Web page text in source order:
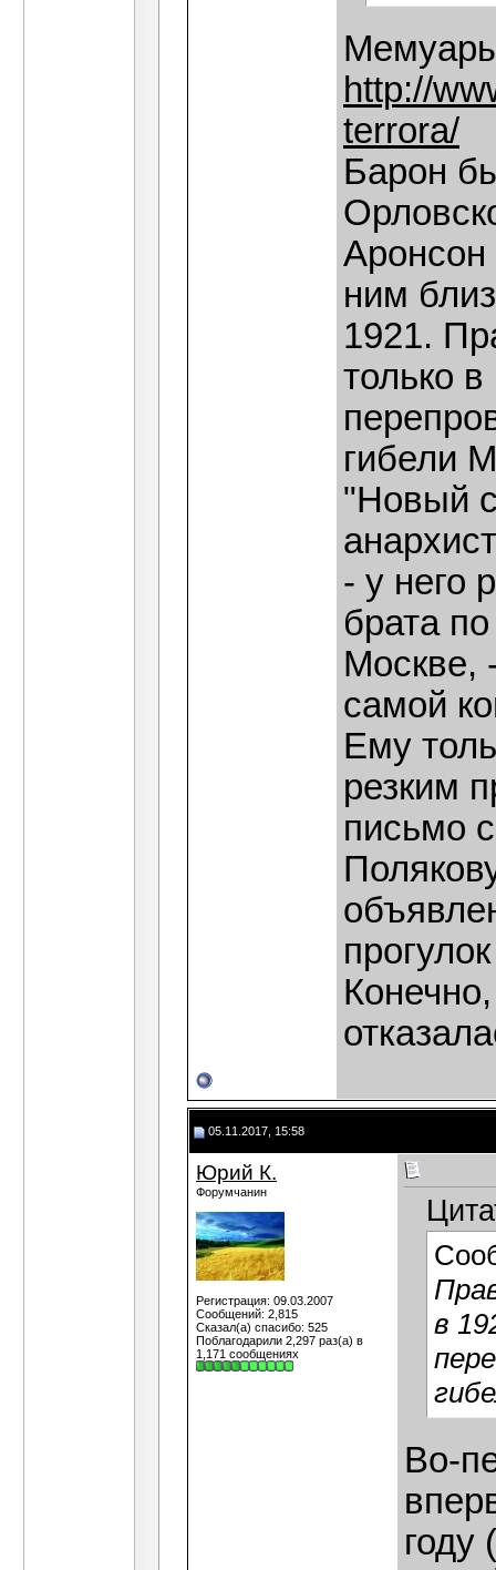
http://
terrora/
Барон
Аронсон
ним
1921.
только
гибели
"Новый
- у него
брата
Москве,
самой
Ему
резким
письмо
05.11.2017, 15:58
Юрий К.
Форумчанин
Регистрация: 09.03.2007
Сообщений: 2,815
Сказал(а) спасибо: 525
Поблагодарили 2,297 раз(а) в
1,171 сообщениях
в
Во-
году